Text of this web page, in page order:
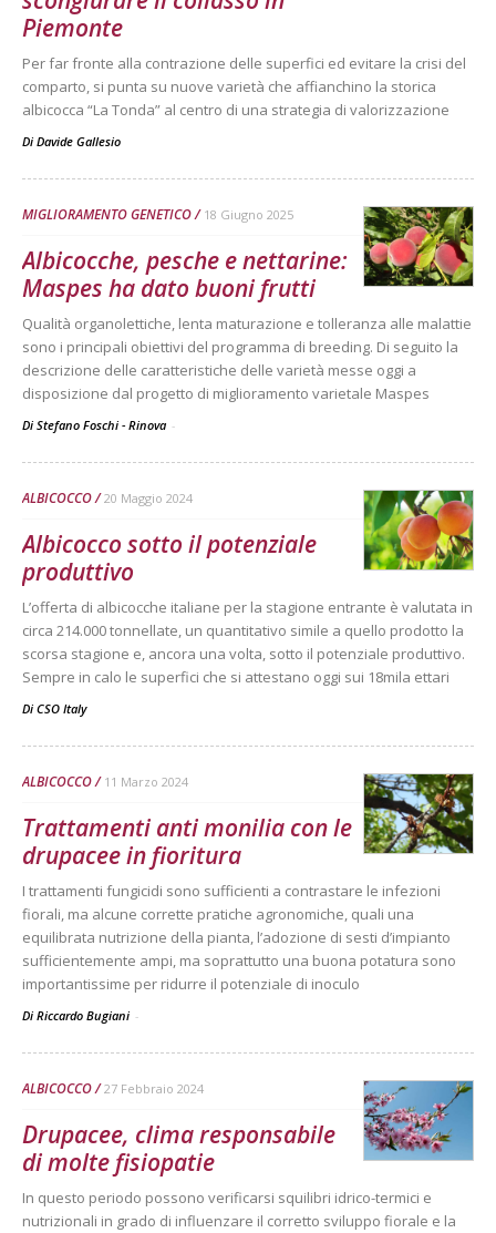
Piemonte
Per far fronte alla contrazione delle superfici ed evitare la crisi del
comparto, si punta su nuove varietà che affianchino la storica
albicocca “La Tonda” al centro di una strategia di valorizzazione
Di Davide Gallesio
MIGLIORAMENTO GENETICO 18 Giugno 2025
Albicocche, pesche e nettarine:
Maspes ha dato buoni frutti
Qualità organolettiche, lenta maturazione e tolleranza alle malattie
sono i principali obiettivi del programma di breeding. Di seguito la
descrizione delle caratteristiche delle varietà messe oggi a
disposizione dal progetto di miglioramento varietale Maspes
Di Stefano Foschi - Rinova -
ALBICOCCO 20 Maggio 2024
Albicocco sotto il potenziale
produttivo
L’offerta di albicocche italiane per la stagione entrante è valutata in
circa 214.000 tonnellate, un quantitativo simile a quello prodotto la
scorsa stagione e, ancora una volta, sotto il potenziale produttivo.
Sempre in calo le superfici che si attestano oggi sui 18mila ettari
Di CSO Italy
ALBICOCCO 11 Marzo 2024
Trattamenti anti monilia con le
drupacee in fioritura
I trattamenti fungicidi sono sufficienti a contrastare le infezioni
fiorali, ma alcune corrette pratiche agronomiche, quali una
equilibrata nutrizione della pianta, l’adozione di sesti d’impianto
sufficientemente ampi, ma soprattutto una buona potatura sono
importantissime per ridurre il potenziale di inoculo
Di Riccardo Bugiani -
ALBICOCCO 27 Febbraio 2024
Drupacee, clima responsabile
di molte fisiopatie
In questo periodo possono verificarsi squilibri idrico-termici e
nutrizionali in grado di influenzare il corretto sviluppo fiorale e la